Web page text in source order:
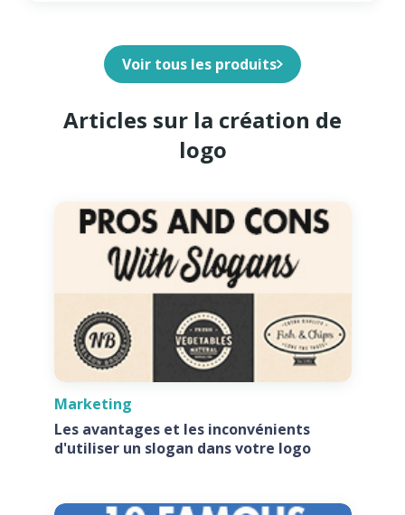
Voir tous les produits
Articles sur la création de
logo
Marketing
Les avantages et les inconvénients
d'utiliser un slogan dans votre logo